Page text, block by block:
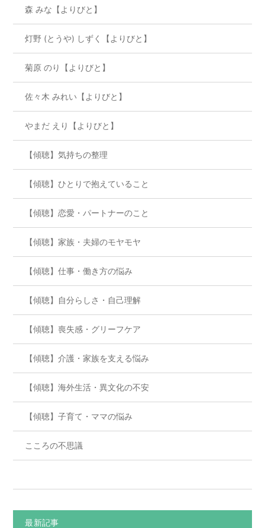
森 みな【よりびと】
灯野 (とうや) しずく【よりびと】
菊原 のり【よりびと】
佐々木 みれい【よりびと】
やまだ えり【よりびと】
【傾聴】気持ちの整理
【傾聴】ひとりで抱えていること
【傾聴】恋愛・パートナーのこと
【傾聴】家族・夫婦のモヤモヤ
【傾聴】仕事・働き方の悩み
【傾聴】自分らしさ・自己理解
【傾聴】喪失感・グリーフケア
【傾聴】介護・家族を支える悩み
【傾聴】海外生活・異文化の不安
【傾聴】子育て・ママの悩み
こころの不思議
最新記事